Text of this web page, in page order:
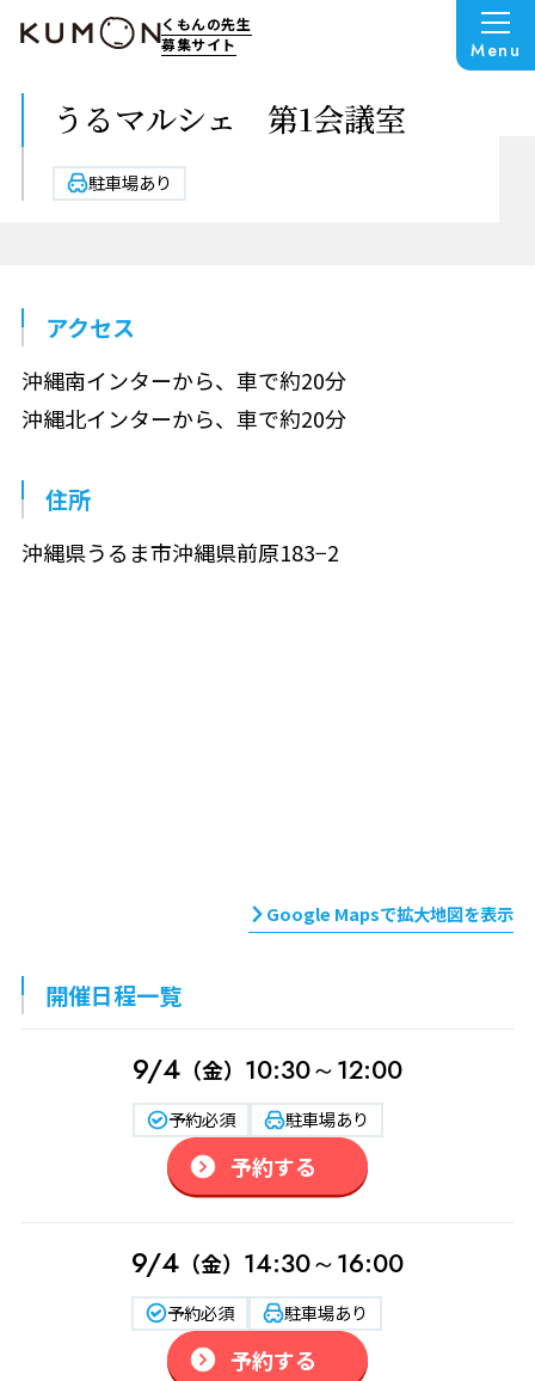
くもんの先生
募集サイト
Menu
うるマルシェ 第1会議室
駐車場あり
アクセス
沖縄南インターから、車で約20分
沖縄北インターから、車で約20分
住所
沖縄県うるま市沖縄県前原183−2
Google Mapsで拡大地図を表示
開催日程一覧
9/4 （金） 10:30～12:00
予約必須 駐車場あり
予約する
9/4 （金） 14:30～16:00
予約必須 駐車場あり
予約する